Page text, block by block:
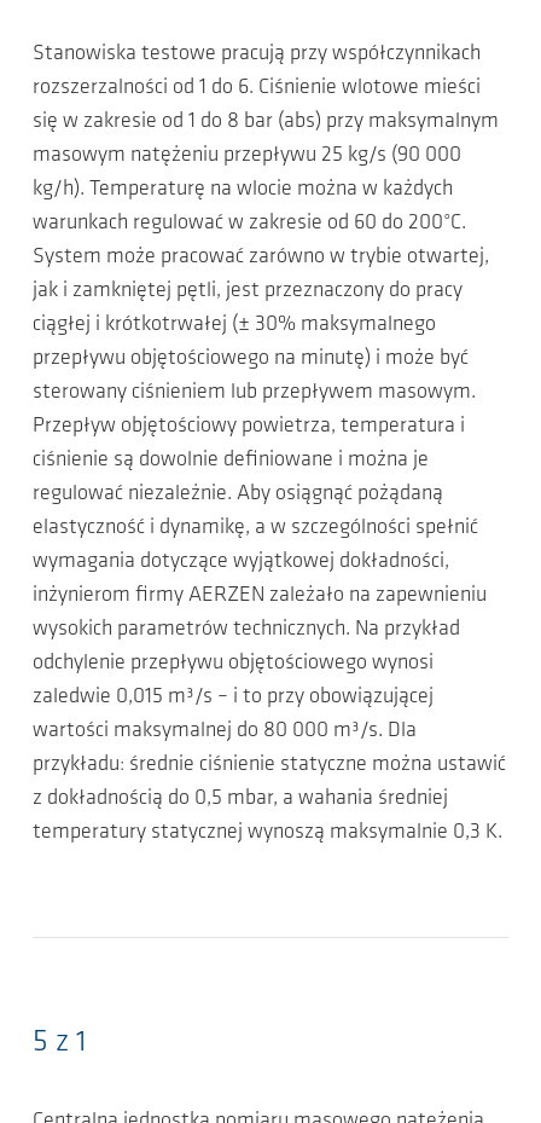
Stanowiska testowe pracują przy współczynnikach
rozszerzalności od 1 do 6. Ciśnienie wlotowe mieści
się w zakresie od 1 do 8 bar (abs) przy maksymalnym
masowym natężeniu przepływu 25 kg/s (90 000
kg/h). Temperaturę na wlocie można w każdych
warunkach regulować w zakresie od 60 do 200°C.
System może pracować zarówno w trybie otwartej,
jak i zamkniętej pętli, jest przeznaczony do pracy
ciągłej i krótkotrwałej (± 30% maksymalnego
przepływu objętościowego na minutę) i może być
sterowany ciśnieniem lub przepływem masowym.
Przepływ objętościowy powietrza, temperatura i
ciśnienie są dowolnie definiowane i można je
regulować niezależnie. Aby osiągnąć pożądaną
elastyczność i dynamikę, a w szczególności spełnić
wymagania dotyczące wyjątkowej dokładności,
inżynierom firmy AERZEN zależało na zapewnieniu
wysokich parametrów technicznych. Na przykład
odchylenie przepływu objętościowego wynosi
zaledwie 0,015 m³/s – i to przy obowiązującej
wartości maksymalnej do 80 000 m³/s. Dla
przykładu: średnie ciśnienie statyczne można ustawić
z dokładnością do 0,5 mbar, a wahania średniej
temperatury statycznej wynoszą maksymalnie 0,3 K.
5 z 1